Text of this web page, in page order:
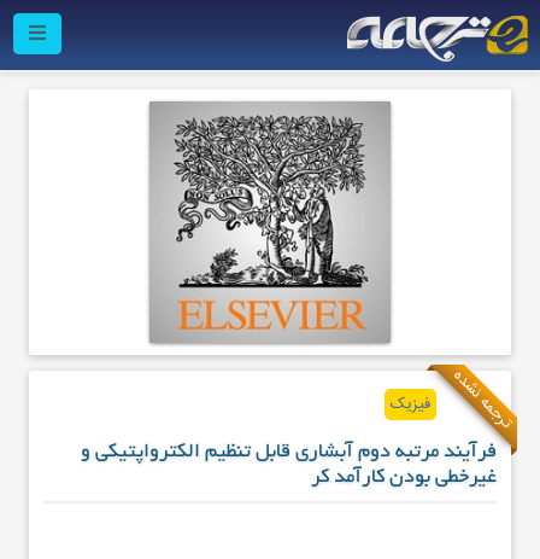
ترجمه نشده فیزیک
فرآیند مرتبه دوم آبشاری قابل تنظیم الکترواپتیکی و
غیرخطی بودن کارآمد کر